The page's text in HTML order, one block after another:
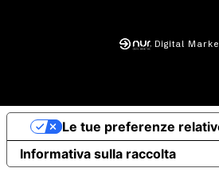
Digital
Informativa sulla raccolta
Le tue preferenze